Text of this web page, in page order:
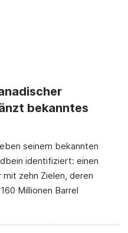
bekanntes
seinem bekannten
identifiziert: einen
zehn Zielen, deren
Millionen Barrel